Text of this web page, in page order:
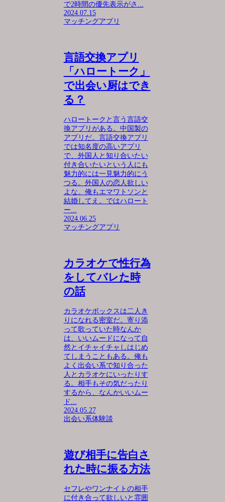
で2時間の優先表示がさ...
2024.07.15
マッチングアプリ
言語交換アプリ
「ハロートーク」
で出会い厨はでき
る？
ハロートークと言う言語交
換アプリがある。中国製の
アプリだ。言語交換アプリ
では知名度の高いアプリ
で、外国人と知り合いたい
付き合いたいという人にも
魅力的には一見魅力的にう
つる。外国人の恋人欲しい
よな。俺もエマワトソンと
結婚してえ。ではハロート
ー...
2024.06.25
マッチングアプリ
カラオケで性行為
をしてバレた時
の話
カラオケボックスは二人き
りになれる密室だ。寄り添
って歌っていた時なんか
は、いいムードになって自
然とイチャイチャしはじめ
てしまうこともある。俺も
よく出会い系で知り合った
人とカラオケにいったりす
る。相手もその気だったり
するから、なんかいいムー
ド...
2024.05.27
出会い系体験談
遊び相手に告白さ
れた時に振る方法
セフレやワンナイトの相手
に付き合って欲しいと雰囲